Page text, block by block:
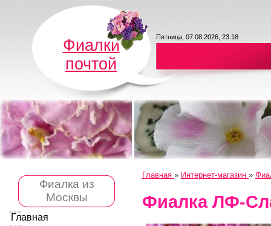
Фиалки
почтой
Пятница, 07.08.2026, 23:18
Фиалка из
Москвы
Главная
Главная » Интернет-магазин »
Фиалка ЛФ-